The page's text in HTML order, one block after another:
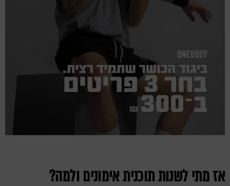
אז מתי לשנות תוכנית אימונים ולמה?